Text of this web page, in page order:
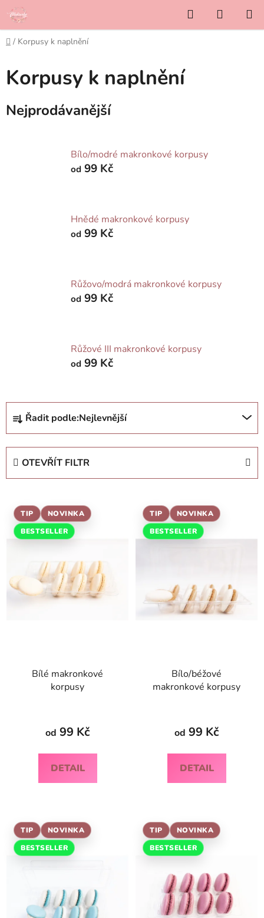
Přejít
obsah
Hledat
KOŠÍK
Domů
/ Korpusy k naplnění
Korpusy k naplnění
Nejprodávanější
Bílo/modré makronkové korpusy
od 99 Kč
Hnědé makronkové korpusy
od 99 Kč
Růžovo/modrá makronkové korpusy
od 99 Kč
Růžové III makronkové korpusy
od 99 Kč
Ř
z
k
Řadit podle:Nejlevnější
OTEVŘÍT FILTR
p
r
TIP
NOVINKA
BESTSELLER
Bílé makronkové
korpusy
od 99 Kč
DETAIL
TIP
NOVINKA
BESTSELLER
Bílo/béžové
makronkové korpusy
od 99 Kč
DETAIL
TIP
NOVINKA
BESTSELLER
TIP
NOVINKA
BESTSELLER